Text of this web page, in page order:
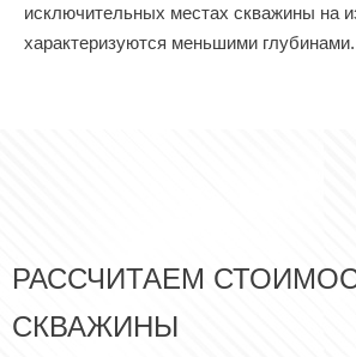
исключительных местах скважины на
характеризуются меньшими глубинами.
РАССЧИТАЕМ
СКВАЖИНЫ